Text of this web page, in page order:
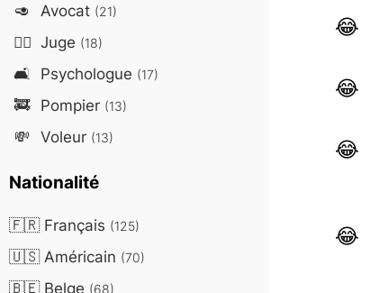
🥑 Avocat (21)
👨‍⚖️ Juge (18)
🛋️ Psychologue (17)
🚒 Pompier (13)
💸 Voleur (13)
Nationalité
🇫🇷Français (125)
🇺🇸Américain (70)
🇧🇪Belge (68)